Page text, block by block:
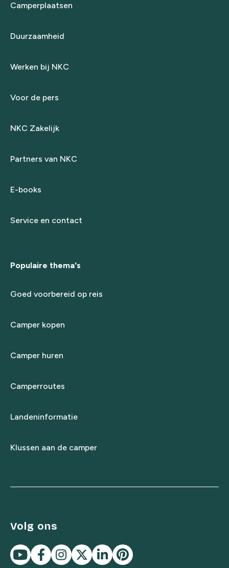
Camperplaatsen
Duurzaamheid
Werken bij NKC
Voor de pers
NKC Zakelijk
Partners van NKC
E-books
Service en contact
Populaire thema's
Goed voorbereid op reis
Camper kopen
Camper huren
Camperroutes
Landeninformatie
Klussen aan de camper
Volg ons